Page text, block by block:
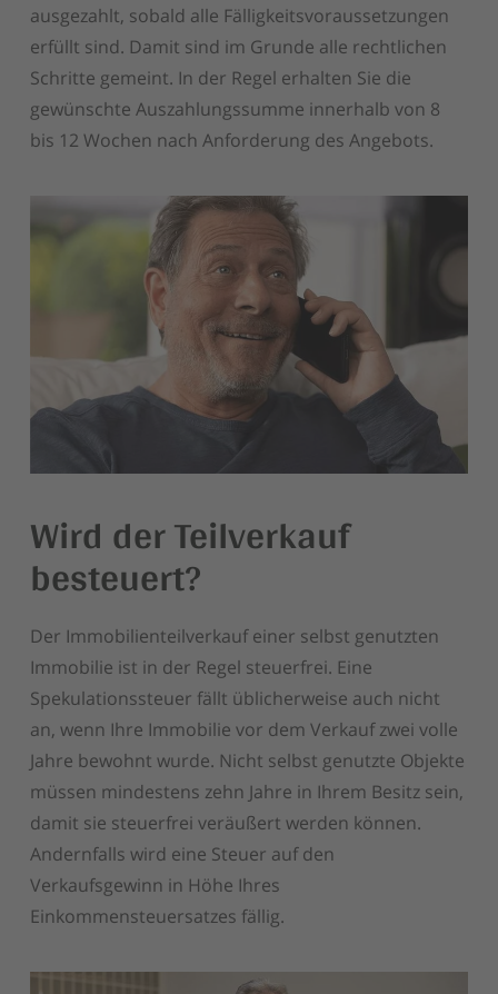
ausgezahlt, sobald alle Fälligkeitsvoraussetzungen
erfüllt sind. Damit sind im Grunde alle rechtlichen
Schritte gemeint. In der Regel erhalten Sie die
gewünschte Auszahlungssumme innerhalb von 8
bis 12 Wochen nach Anforderung des Angebots.
Wird der Teilverkauf
besteuert?
Der Immobilienteilverkauf einer selbst genutzten
Immobilie ist in der Regel steuerfrei. Eine
Spekulationssteuer fällt üblicherweise auch nicht
an, wenn Ihre Immobilie vor dem Verkauf zwei volle
Jahre bewohnt wurde. Nicht selbst genutzte Objekte
müssen mindestens zehn Jahre in Ihrem Besitz sein,
damit sie steuerfrei veräußert werden können.
Andernfalls wird eine Steuer auf den
Verkaufsgewinn in Höhe Ihres
Einkommensteuersatzes fällig.